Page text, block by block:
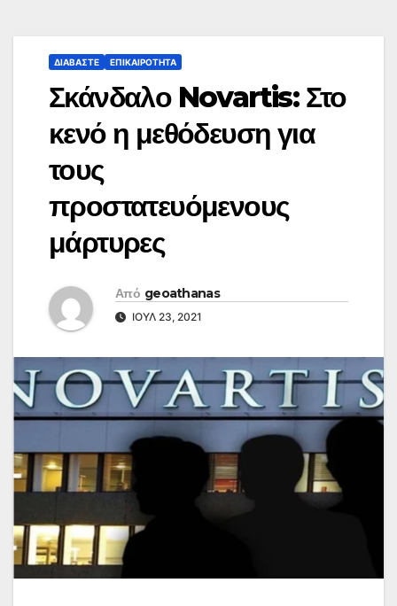
ΔΙΑΒΆΣΤΕ ΕΠΙΚΑΙΡΌΤΗΤΑ
Σκάνδαλο Novartis: Στο
κενό η μεθόδευση για
τους
προστατευόμενους
μάρτυρες
Από geoathanas
ΙΟΎΛ 23, 2021